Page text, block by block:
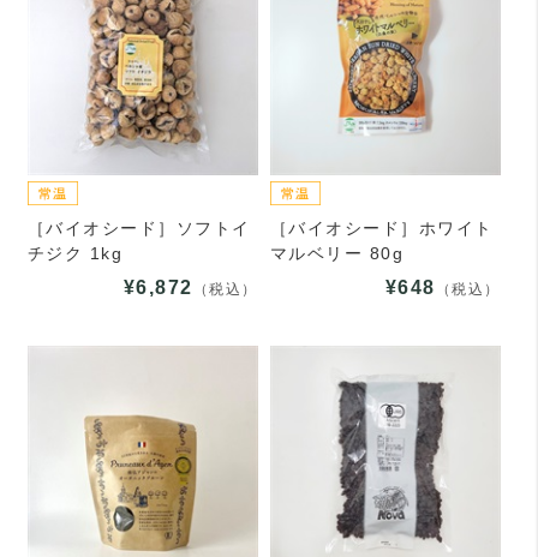
［バイオシード］ソフトイ
チジク 1kg
¥6,872 （税込）
［バイオシード］ホワイト
マルベリー 80g
¥648 （税込）